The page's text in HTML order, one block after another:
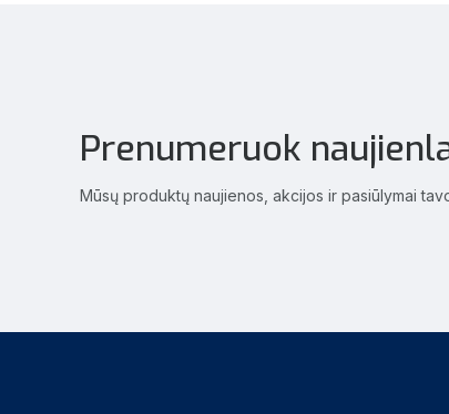
Prenumeruok
Mūsų produktų naujienos, akcijos ir pasiūlymai